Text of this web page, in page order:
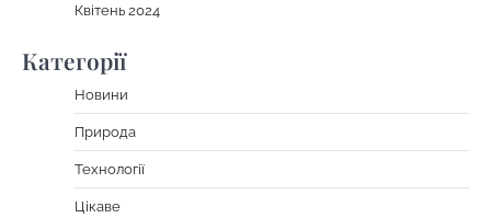
Квітень 2024
Категорії
Новини
Природа
Технології
Цікаве